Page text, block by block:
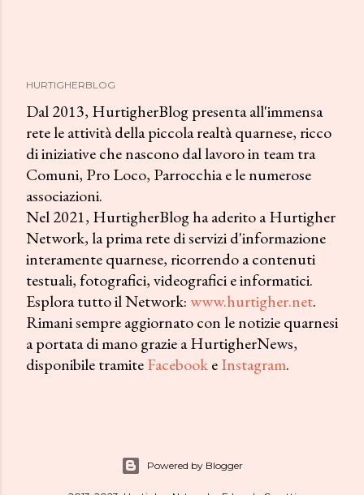
HURTIGHERBLOG
Dal 2013, HurtigherBlog presenta all'immensa
rete le attività della piccola realtà quarnese, ricco
di iniziative che nascono dal lavoro in team tra
Comuni, Pro Loco, Parrocchia e le numerose
associazioni.
Nel 2021, HurtigherBlog ha aderito a Hurtigher
Network, la prima rete di servizi d'informazione
interamente quarnese, ricorrendo a contenuti
testuali, fotografici, videografici e informatici.
Esplora tutto il Network: www.hurtigher.net.
Rimani sempre aggiornato con le notizie quarnesi
a portata di mano grazie a HurtigherNews,
disponibile tramiteFacebookeInstagram.
Powered by Blogger